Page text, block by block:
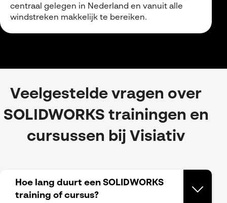
centraal gelegen in Nederland en vanuit alle
windstreken makkelijk te bereiken.
Veelgestelde vragen over
SOLIDWORKS trainingen en
cursussen bij Visiativ
Hoe lang duurt een SOLIDWORKS
training of cursus?